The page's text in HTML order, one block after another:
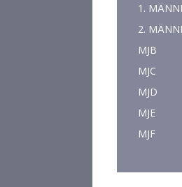
1.
2.
MJB
MJC
MJD
MJE
MJF